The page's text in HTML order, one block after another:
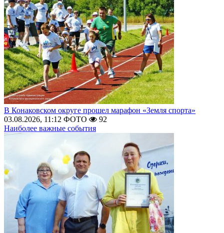
В Конаковском округе прошел марафон «Земля спорта»
03.08.2026, 11:12 ФОТО
92
Наиболее важные события